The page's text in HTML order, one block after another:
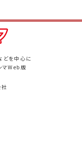
どを中心に
マWeb版